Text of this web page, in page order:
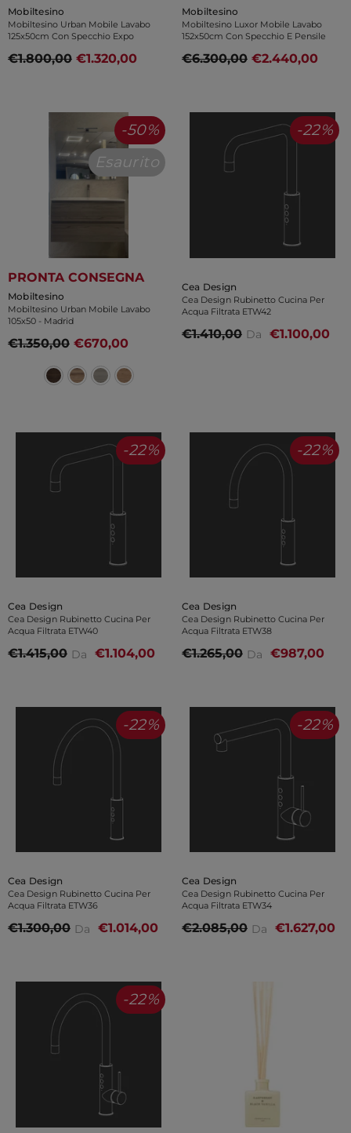
Venditore:
Mobiltesino
Mobiltesino Urban Mobile Lavabo
125x50cm Con Specchio Expo
€1.800,00 €1.320,00
Venditore:
Mobiltesino
Mobiltesino Luxor Mobile Lavabo
152x50cm Con Specchio E Pensile
€6.300,00 €2.440,00
-50%
Esaurito
PRONTA CONSEGNA
Venditore:
Mobiltesino
Mobiltesino Urban Mobile Lavabo
105x50 - Madrid
€1.350,00 €670,00
-22%
Venditore:
Cea Design
Cea Design Rubinetto Cucina Per
Acqua Filtrata ETW42
€1.410,00 Da €1.100,00
-22%
Venditore:
Cea Design
Cea Design Rubinetto Cucina Per
Acqua Filtrata ETW40
€1.415,00 Da €1.104,00
-22%
Venditore:
Cea Design
Cea Design Rubinetto Cucina Per
Acqua Filtrata ETW38
€1.265,00 Da €987,00
-22%
Venditore:
Cea Design
Cea Design Rubinetto Cucina Per
Acqua Filtrata ETW36
€1.300,00 Da €1.014,00
-22%
Venditore:
Cea Design
Cea Design Rubinetto Cucina Per
Acqua Filtrata ETW34
€2.085,00 Da €1.627,00
-22%